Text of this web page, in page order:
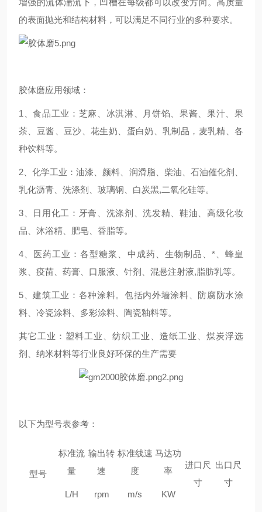
增强的流体湍流下，凹槽在每级都可以改变方向。高质量
的表面抛光和结构材料，可以满足不同行业的多种要求。
胶体磨应用领域：
1、食品工业：芝麻、冰淇淋、月饼馅、果酱、果汁、果
茶、豆酱、豆沙、花生奶、蛋白奶、乳制品，麦乳精、各
种饮料等。
2、化学工业：油漆、颜料、润滑脂、柴油、石油催化剂、
乳化沥青、洗涤剂、玻璃钢、白炭黑,二氧化硅等。
3、日用化工：牙膏、洗涤剂、洗发精、鞋油、高级化妆
品、沐浴精、肥皂、香脂等。
4、医药工业：各型糖浆、中成药、生物制品、*、蜂皇
浆、疫苗、药膏、口服液、针剂、混悬注射液,脂肪乳等。
5、建筑工业：各种涂料。包括内外墙涂料、防腐防水涂
料、冷瓷涂料、多彩涂料、陶瓷釉料等。
其它工业：塑料工业、纺织工业、造纸工业、煤炭浮选
剂、纳米材料等行业良好环保的生产需要
以下为型号表参考：
型号
标准流
量
L/H
输出转
速
rpm
标准线速
度
m/s
马达功
率
KW
进口尺
寸
出口尺
寸